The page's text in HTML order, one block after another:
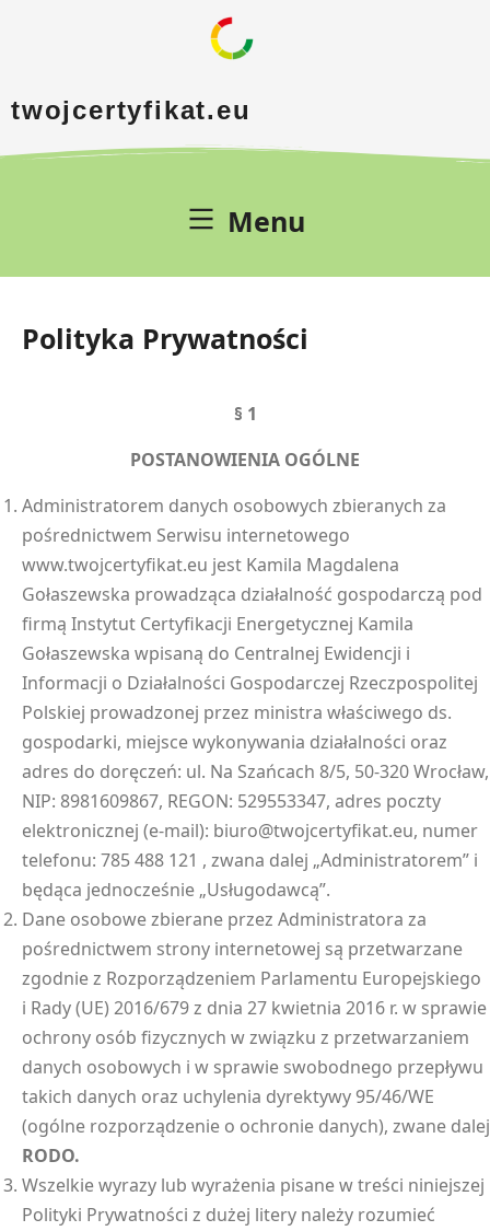
twojcertyfikat.eu
Menu
Polityka Prywatności
§ 1
POSTANOWIENIA OGÓLNE
Administratorem danych osobowych zbieranych za
pośrednictwem Serwisu internetowego
www.twojcertyfikat.eu jest Kamila Magdalena
Gołaszewska prowadząca działalność gospodarczą pod
firmą Instytut Certyfikacji Energetycznej Kamila
Gołaszewska wpisaną do Centralnej Ewidencji i
Informacji o Działalności Gospodarczej Rzeczpospolitej
Polskiej prowadzonej przez ministra właściwego ds.
gospodarki, miejsce wykonywania działalności oraz
adres do doręczeń: ul. Na Szańcach 8/5, 50-320 Wrocław,
NIP: 8981609867, REGON: 529553347, adres poczty
elektronicznej (e-mail): biuro@twojcertyfikat.eu, numer
telefonu: 785 488 121 , zwana dalej „Administratorem” i
będąca jednocześnie „Usługodawcą”.
Dane osobowe zbierane przez Administratora za
pośrednictwem strony internetowej są przetwarzane
zgodnie z Rozporządzeniem Parlamentu Europejskiego
i Rady (UE) 2016/679 z dnia 27 kwietnia 2016 r. w sprawie
ochrony osób fizycznych w związku z przetwarzaniem
danych osobowych i w sprawie swobodnego przepływu
takich danych oraz uchylenia dyrektywy 95/46/WE
(ogólne rozporządzenie o ochronie danych), zwane dalej
RODO.
Wszelkie wyrazy lub wyrażenia pisane w treści niniejszej
Polityki Prywatności z dużej litery należy rozumieć